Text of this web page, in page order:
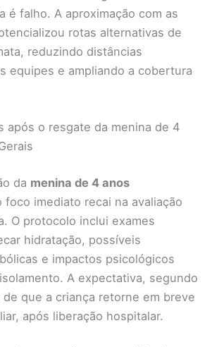
é falho. A aproximação com as
rotas alternativas de
reduzindo distâncias
equipes e ampliando a cobertura
após o resgate da menina de 4
da menina de 4 anos
foco imediato recai na avaliação
O protocolo inclui exames
hidratação, possíveis
e impactos psicológicos
A expectativa, segundo
que a criança retorne em breve
após liberação hospitalar.